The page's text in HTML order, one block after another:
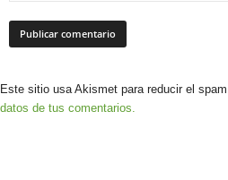
Este sitio usa Akismet para reducir el spam.
datos de tus comentarios.